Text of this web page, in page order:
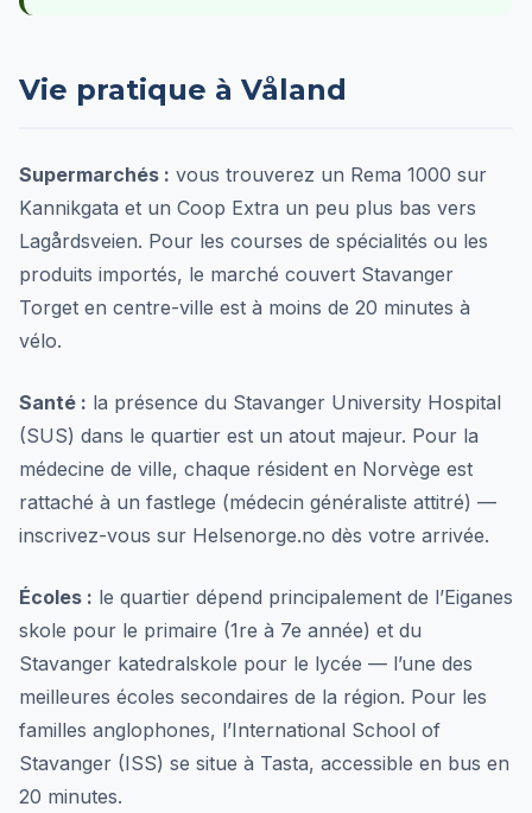
Vie pratique à Våland
Supermarchés : vous trouverez un Rema 1000 sur
Kannikgata et un Coop Extra un peu plus bas vers
Lagårdsveien. Pour les courses de spécialités ou les
produits importés, le marché couvert Stavanger
Torget en centre-ville est à moins de 20 minutes à
vélo.
Santé : la présence du Stavanger University Hospital
(SUS) dans le quartier est un atout majeur. Pour la
médecine de ville, chaque résident en Norvège est
rattaché à un fastlege (médecin généraliste attitré) —
inscrivez-vous sur Helsenorge.no dès votre arrivée.
Écoles : le quartier dépend principalement de l’Eiganes
skole pour le primaire (1re à 7e année) et du
Stavanger katedralskole pour le lycée — l’une des
meilleures écoles secondaires de la région. Pour les
familles anglophones, l’International School of
Stavanger (ISS) se situe à Tasta, accessible en bus en
20 minutes.